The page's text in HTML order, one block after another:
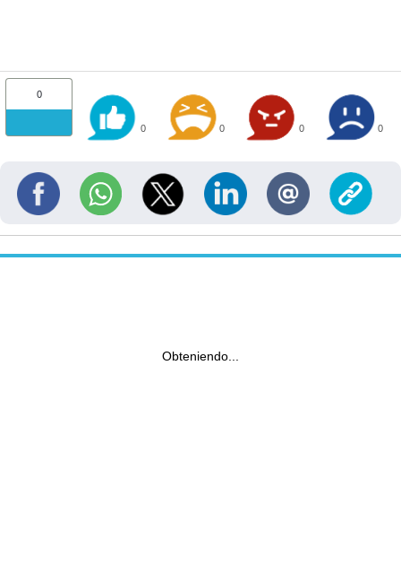
0
0 0 0 0
Obteniendo...